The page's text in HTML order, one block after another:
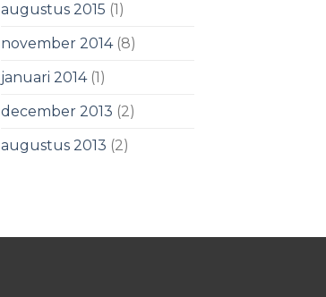
augustus 2015 (1)
november 2014(8)
januari 2014(1)
december 2013 (2)
augustus 2013 (2)